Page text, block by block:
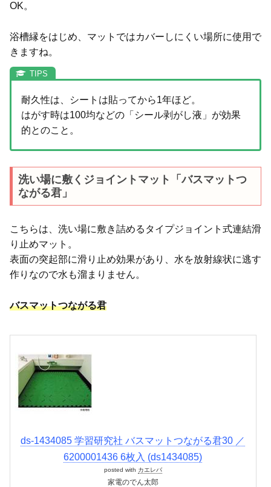
OK。
浴槽縁をはじめ、マットではカバーしにくい場所に使用で
きますね。
耐久性は、シートは貼ってから1年ほど。
はがす時は100均などの「シール剥がし液」が効果
的とのこと。
洗い場に敷くジョイントマット「バスマットつ
ながる君」
こちらは、洗い場に敷き詰めるタイプジョイント式連結滑
り止めマット。
表面の突起部に滑り止め効果があり、水を放射線状に逃す
作りなので水も溜まりません。
バスマットつながる君
ds-1434085 学習研究社 バスマットつながる君30 ／
6200001436 6枚入 (ds1434085)
posted with カエレバ
家電のでん太郎